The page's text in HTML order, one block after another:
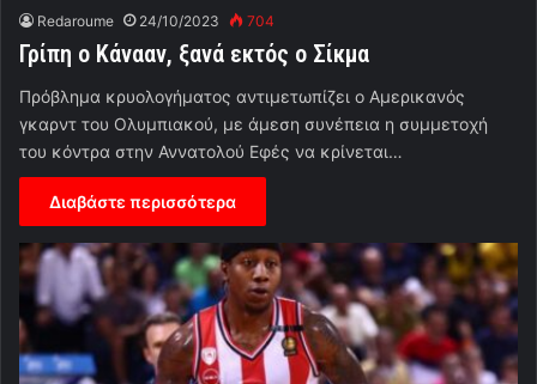
Redaroume 24/10/2023 704
Γρίπη ο Κάνααν, ξανά εκτός ο Σίκμα
Πρόβλημα κρυολογήματος αντιμετωπίζει ο Αμερικανός
γκαρντ του Ολυμπιακού, με άμεση συνέπεια η συμμετοχή
του κόντρα στην Αννατολού Εφές να κρίνεται…
Διαβάστε περισσότερα